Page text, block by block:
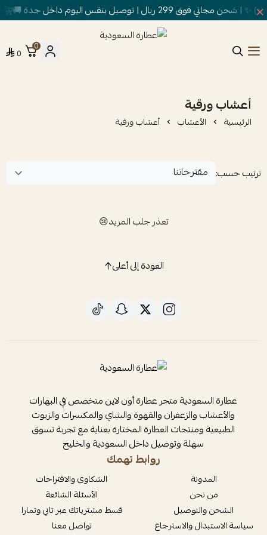
299 ريال | توصيل بنفس اليوم داخل جدة 🚚
0
0
أعشاب ورقية
الرئيسية الأعشاب أعشاب ورقية
ترتيب حسب:
تعذر جلب المزيد😢
العودة إلى أعلى
عطارة السعودية متجر عطارة أون لاين متخصص في البهارات
والأعشاب والزعفران والقهوة والشاي والمكسرات والزيوت
الطبيعية ومنتجات العطارة المختارة بعناية مع تجربة تسوق
سهلة وتوصيل داخل السعودية والخليج
روابط تهمك
المدونة
من نحن
الشحن والتوصيل
سياسة الاستبدال والاسترجاع
الشكاوى والاقتراحات
الأسئلة الشائعة
قسط مشترياتك عبر تابي وتمارا
تواصل معنا